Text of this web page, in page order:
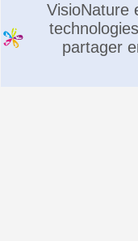
VisioNature
partager